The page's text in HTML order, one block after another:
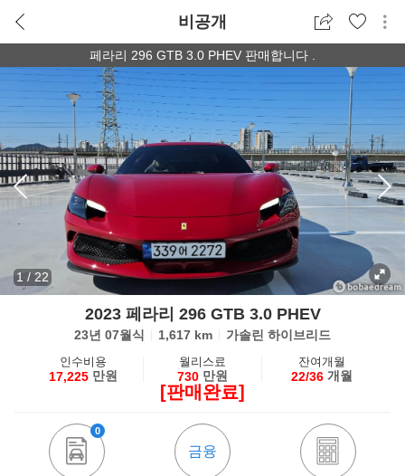
비공개
페라리 296 GTB 3.0 PHEV 판매합니다 .
1 / 22
2023 페라리 296 GTB 3.0 PHEV
23년 07월식 1,617 km 가솔린 하이브리드
인수비용
17,225 만원
월리스료
730 만원
잔여개월
22/36 개월
[판매완료]
0
금융